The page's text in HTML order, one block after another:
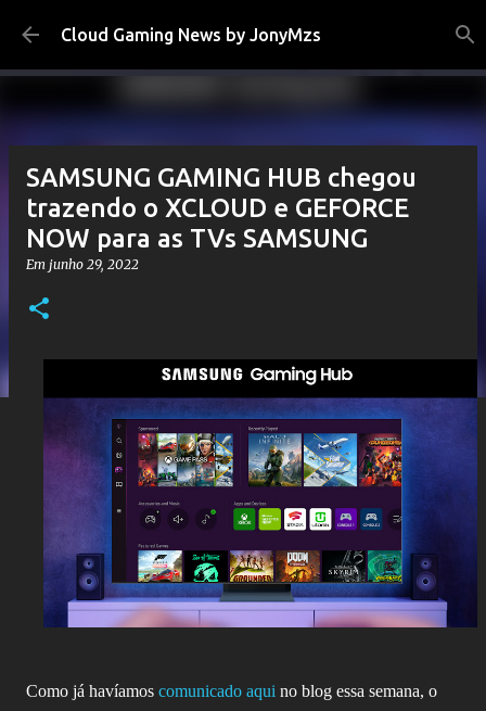
Pular para o conteúdo principal
Cloud Gaming News by JonyMzs
SAMSUNG GAMING HUB chegou
trazendo o XCLOUD e GEFORCE
NOW para as TVs SAMSUNG
Em junho 29, 2022
Como já havíamos comunicado aqui no blog essa semana, o